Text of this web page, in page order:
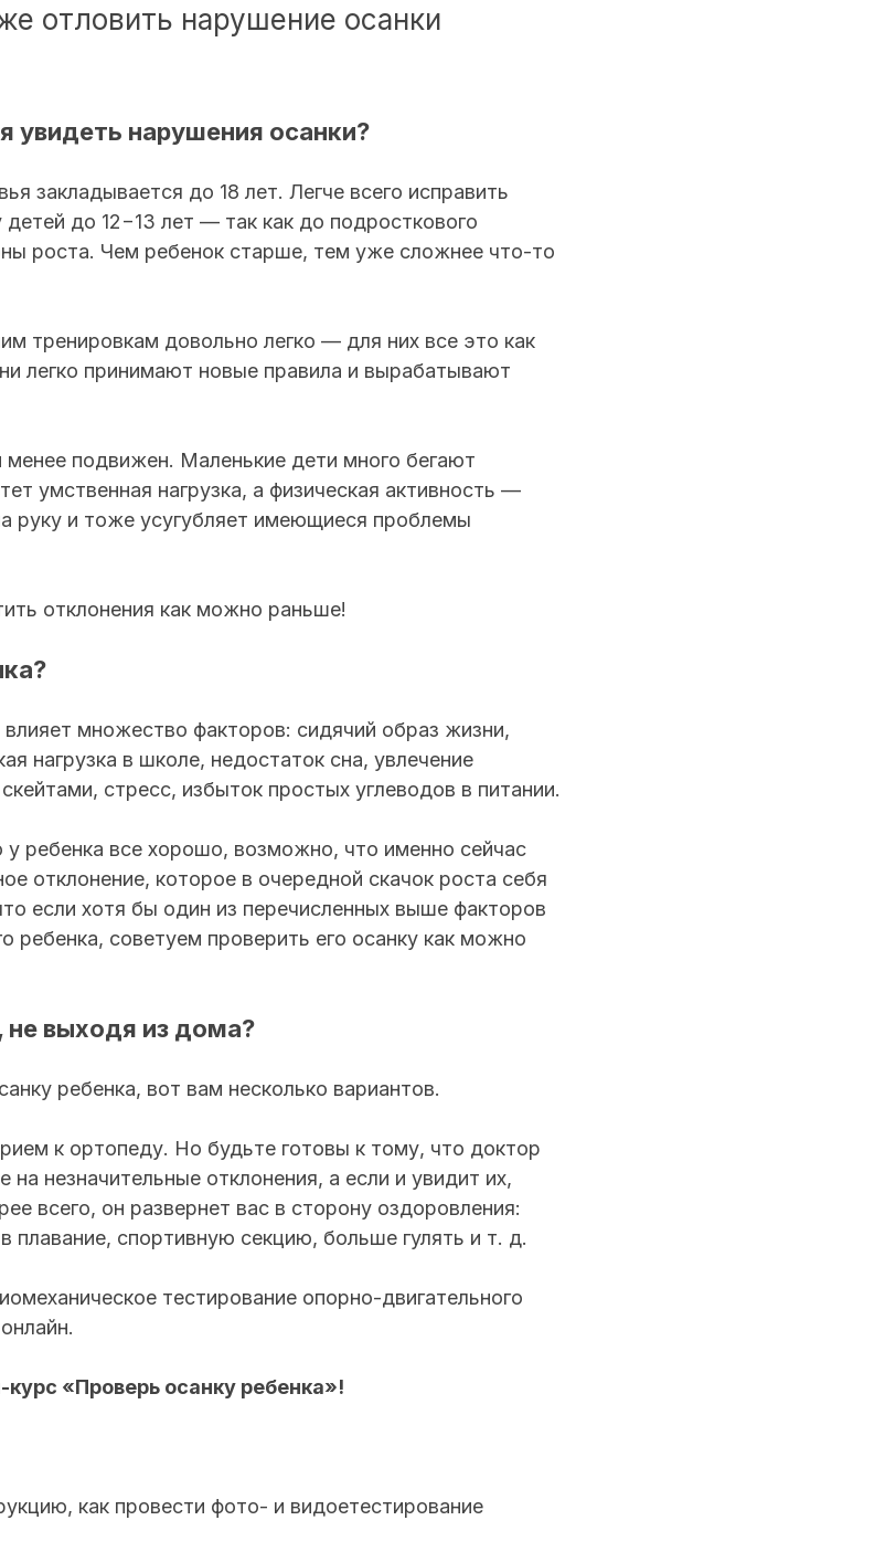
отловить нарушение осанки
увидеть нарушения осанки?
закладывается до 18 лет. Легче всего исправить
до 12−13 лет — так как до подросткового
роста. Чем ребенок старше, тем уже сложнее что-то
тренировкам довольно легко — для них все это как
легко принимают новые правила и вырабатывают
подвижен. Маленькие дети много бегают
умственная нагрузка, а физическая активность —
руку и тоже усугубляет имеющиеся проблемы
отклонения как можно раньше!
влияет множество факторов: сидячий образ жизни,
нагрузка в школе, недостаток сна, увлечение
стресс, избыток простых углеводов в питании.
ребенка все хорошо, возможно, что именно сейчас
отклонение, которое в очередной скачок роста себя
если хотя бы один из перечисленных выше факторов
ребенка, советуем проверить его осанку как можно
не выходя из дома?
ребенка, вот вам несколько вариантов.
к ортопеду. Но будьте готовы к тому, что доктор
незначительные отклонения, а если и увидит их,
всего, он развернет вас в сторону оздоровления:
плавание, спортивную секцию, больше гулять и т. д.
тестирование опорно-двигательного
«Проверь осанку ребенка»!
как провести фото- и видоетестирование